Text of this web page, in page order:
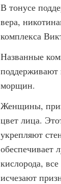
В тонусе
вера,
комплекса
Названные
поддерживают
морщин.
Женщины,
цвет лица.
укрепляют
обеспечивает
кислорода,
исчезают